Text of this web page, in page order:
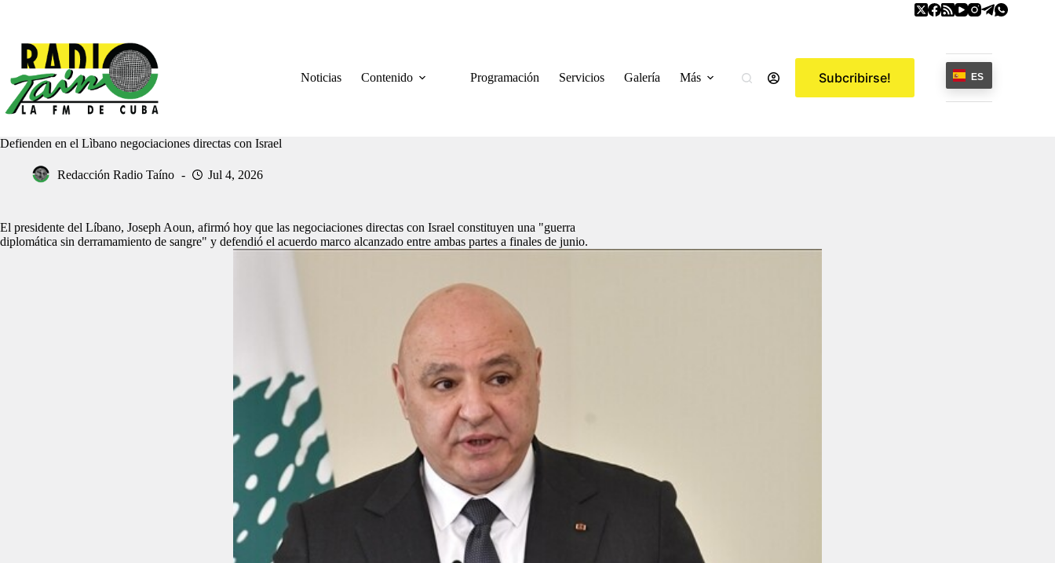
Noticias Contenido Programación Servicios Galería Más Subcribirse! ES
Defienden en el Lìbano negociaciones directas con Israel
Redacción Radio Taíno Jul 4, 2026
El presidente del Líbano, Joseph Aoun, afirmó hoy que las negociaciones directas con Israel constituyen una "guerra
diplomática sin derramamiento de sangre" y defendió el acuerdo marco alcanzado entre ambas partes a finales de junio.